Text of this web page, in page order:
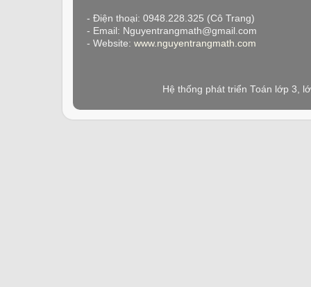
- Điện thoại: 0948.228.325 (Cô Trang)
- Email: Nguyentrangmath@gmail.com
- Website: www.nguyentrangmath.com
Hệ thống phát triển Toán lớp 3,